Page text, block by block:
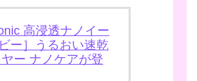
高浸透ナノイー
ー］うるおい速乾
ー ナノケアが登